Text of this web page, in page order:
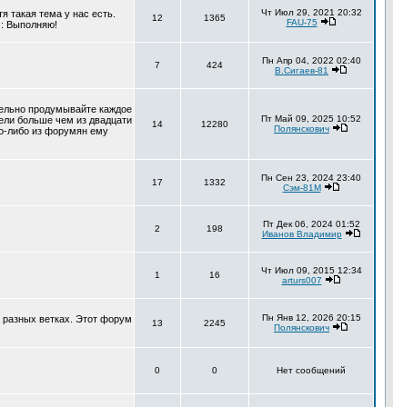
такая тема у нас есть.
Выполняю!
12 1365
Чт Июл 29, 2021 20:32
FAU-75
7 424
Пн Апр 04, 2022 02:40
В.Сигаев-81
продумывайте каждое
больше чем из двадцати
либо из форумян ему
14 12280
Пт Май 09, 2025 10:52
Полянскович
17 1332
Пн Сен 23, 2024 23:40
Сэм-81М
2 198
Пт Дек 06, 2024 01:52
Иванов Владимир
1 16
Чт Июл 09, 2015 12:34
arturs007
ветках. Этот форум
13 2245
Пн Янв 12, 2026 20:15
Полянскович
0 0 Нет сообщений